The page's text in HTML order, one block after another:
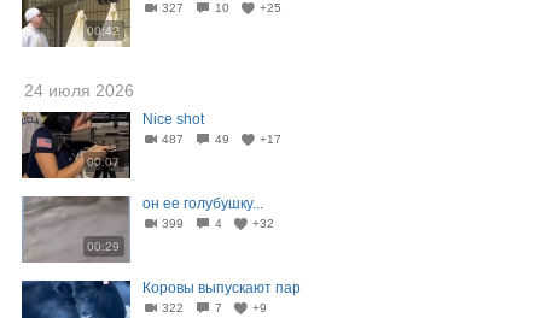
00:42
327 10 +25
24 июля 2026
00:07
Nice shot
487 49 +17
00:29
он ее голубушку...
399 4 +32
Коровы выпускают пар
322 7 +9